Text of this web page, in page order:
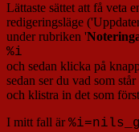
Lättaste sättet att få veta
redigeringsläge
under rubriken '
%i
och sedan klicka på
sedan ser du vad som
och klistra in det som
I mitt fall är